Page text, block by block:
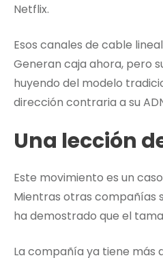
Netflix.
Esos canales de cable
Generan caja ahora, pero
huyendo del modelo
dirección contraria a su
Una lección
Este movimiento es un
Mientras otras compañías
ha demostrado que el
La compañía ya tiene más